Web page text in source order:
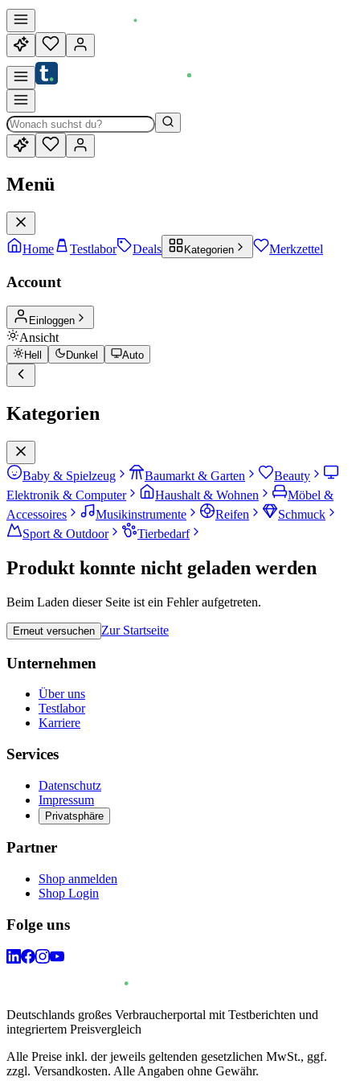
Menü
Home Testlabor Deals Kategorien Merkzettel
Account
Einloggen
Ansicht
Hell Dunkel Auto
Kategorien
Baby & Spielzeug Baumarkt & Garten
Beauty
Elektronik & Computer
Haushalt & Wohnen
Möbel &
Accessoires
Musikinstrumente Reifen
Schmuck
Sport & Outdoor
Tierbedarf
Produkt konnte nicht geladen werden
Beim Laden dieser Seite ist ein Fehler aufgetreten.
Erneut versuchen Zur Startseite
Unternehmen
Über uns
Testlabor
Karriere
Services
Datenschutz
Impressum
Privatsphäre
Partner
Shop anmelden
Shop Login
Folge uns
Deutschlands großes Verbraucherportal mit Testberichten und
integriertem Preisvergleich
Alle Preise inkl. der jeweils geltenden gesetzlichen MwSt., ggf.
zzgl. Versandkosten. Alle Angaben ohne Gewähr.